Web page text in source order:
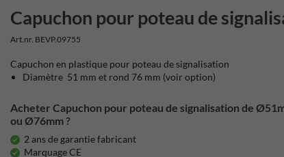
Capuchon pour poteau de
Art.nr. BEVP.09755
Capuchon en plastique pour poteau de signalisation
Diamètre 51 mm et rond 76 mm (voir option)
Acheter Capuchon pour poteau de signalisation de
ou Ø76mm ?
2 ans de garantie fabricant
Marquage CE